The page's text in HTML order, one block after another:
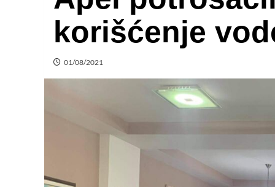
korišćenje
01/08/2021